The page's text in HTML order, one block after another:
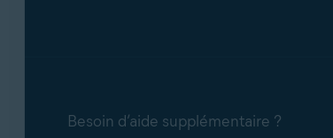
Besoin d’aide supplémentaire ?